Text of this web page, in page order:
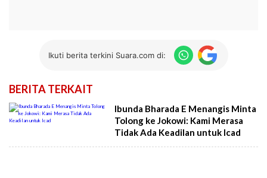
Ikuti berita terkini Suara.com di:
BERITA TERKAIT
Ibunda Bharada E Menangis Minta
Tolong ke Jokowi: Kami Merasa
Tidak Ada Keadilan untuk Icad